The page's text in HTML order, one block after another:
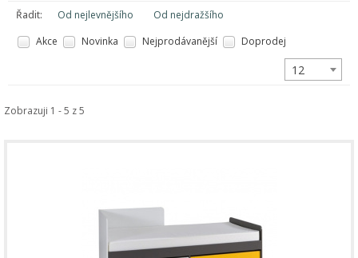
Řadit: Od nejlevnějšího
Od nejdražšího
Akce
Novinka Nejprodávanější Doprodej
12
Zobrazuji 1 - 5 z 5